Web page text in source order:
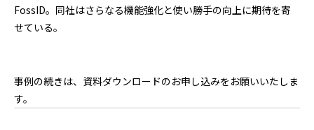
FossID。同社はさらなる機能強化と使い勝手の向上に期待を寄
せている。
事例の続きは、資料ダウンロードのお申し込みをお願いいたしま
す。